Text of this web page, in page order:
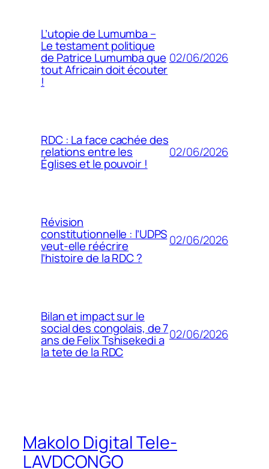
L’utopie de Lumumba –
Le testament politique
de Patrice Lumumba que
tout Africain doit écouter
!
02/06/2026
RDC : La face cachée des
relations entre les
Églises et le pouvoir !
02/06/2026
Révision
constitutionnelle : l’UDPS
veut-elle réécrire
l’histoire de la RDC ?
02/06/2026
Bilan et impact sur le
social des congolais, de 7
ans de Felix Tshisekedi a
la tete de la RDC
02/06/2026
Makolo Digital Tele-
LAVDCONGO